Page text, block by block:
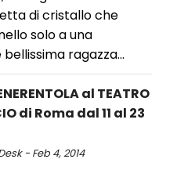
di cristallo che
solo a una
ragazza...
al TEATRO
di Roma dal 11 al 23
- Feb 4, 2014